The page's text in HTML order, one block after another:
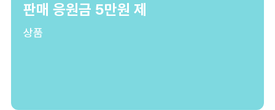
판매 응원금 5만원 제
상품